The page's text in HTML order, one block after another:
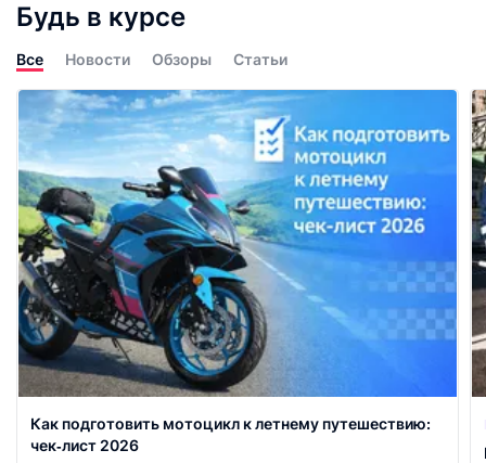
Будь в курсе
Все Новости Обзоры Статьи
Как подготовить мотоцикл к летнему путешествию:
чек‑лист 2026